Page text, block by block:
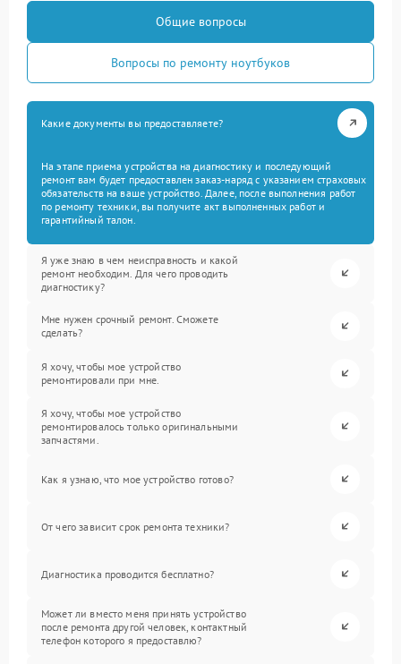
Общие вопросы
Вопросы по ремонту ноутбуков
Какие документы вы предоставляете?
На этапе приема устройства на диагностику и последующий
ремонт вам будет предоставлен заказ-наряд с указанием страховых
обязательств на ваше устройство. Далее, после выполнения работ
по ремонту техники, вы получите акт выполненных работ и
гарантийный талон.
Я уже знаю в чем неисправность и какой
ремонт необходим. Для чего проводить
диагностику?
Мне нужен срочный ремонт. Сможете
сделать?
Я хочу, чтобы мое устройство
ремонтировали при мне.
Я хочу, чтобы мое устройство
ремонтировалось только оригинальными
запчастями.
Как я узнаю, что мое устройство готово?
От чего зависит срок ремонта техники?
Диагностика проводится бесплатно?
Может ли вместо меня принять устройство
после ремонта другой человек, контактный
телефон которого я предоставлю?